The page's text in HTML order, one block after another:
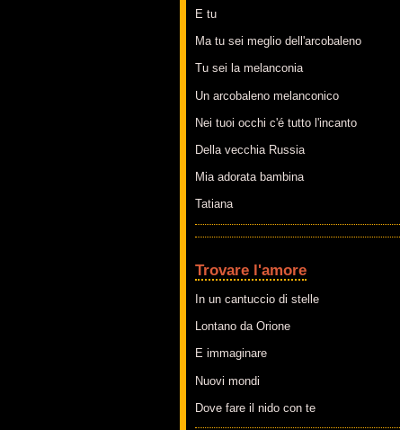
E tu
Ma tu sei meglio dell'arcobaleno
Tu sei la melanconia
Un arcobaleno melanconico
Nei tuoi occhi c'é tutto l'incanto
Della vecchia Russia
Mia adorata bambina
Tatiana
Trovare l'amore
In un cantuccio di stelle
Lontano da Orione
E immaginare
Nuovi mondi
Dove fare il nido con te